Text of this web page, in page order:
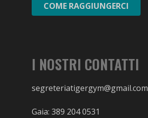
COME RAGGIUNGERCI
I NOSTRI CONTATTI
segreteriatigergym@gmail.com
Gaia: 389 204 0531